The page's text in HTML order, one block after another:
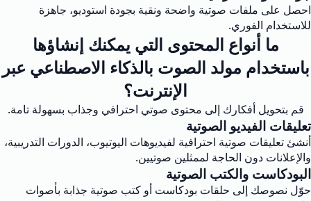
احصل على ملفات صوتية واضحة ونقية بجودة استوديو، جاهزة
للاستخدام الفوري.
ما أنواع المحتوى التي يمكنك إنشاؤها
باستخدام مولد الصوت بالذكاء الاصطناعي عبر
الإنترنت؟
قم بتحويل أفكارك إلى محتوى صوتي احترافي وجذاب بسهولة تامة.
تعليقات الفيديو الصوتية
أنشئ تعليقات صوتية احترافية لفيديوهات اليوتيوب، الدورات التدريبية،
والإعلانات دون الحاجة لممثلين صوتيين.
البودكاست والكتب الصوتية
حوّل نصوصك إلى حلقات بودكاست أو كتب صوتية جذابة بأصوات